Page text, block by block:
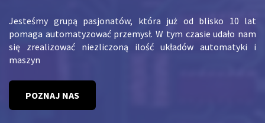
Jesteśmy grupą pasjonatów, która już od blisko 10 lat
pomaga automatyzować przemysł. W tym czasie udało nam
się zrealizować niezliczoną ilość układów automatyki i
maszyn
POZNAJ NAS